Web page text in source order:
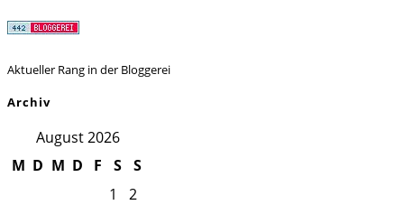
Aktueller Rang in der Bloggerei
Archiv
August 2026
M D M D F S
S
1
2